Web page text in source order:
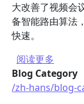
大改善了视频会
备智能路由算法
快速。
阅读更多
Blog Category
/zh-hans/blog-